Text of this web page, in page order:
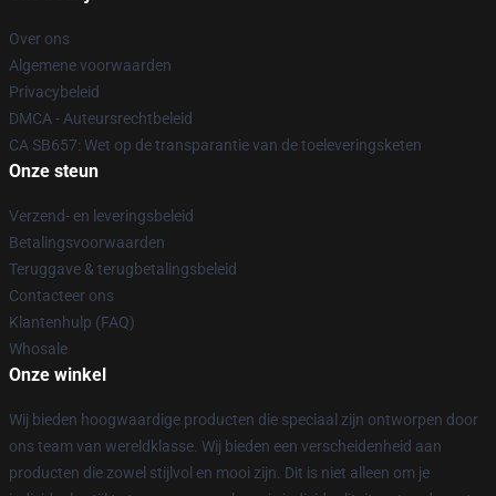
Over ons
Algemene voorwaarden
Privacybeleid
DMCA - Auteursrechtbeleid
CA SB657: Wet op de transparantie van de toeleveringsketen
Onze steun
Verzend- en leveringsbeleid
Betalingsvoorwaarden
Teruggave & terugbetalingsbeleid
Contacteer ons
Klantenhulp (FAQ)
Whosale
Onze winkel
Wij bieden hoogwaardige producten die speciaal zijn ontworpen door
ons team van wereldklasse. Wij bieden een verscheidenheid aan
producten die zowel stijlvol en mooi zijn. Dit is niet alleen om je